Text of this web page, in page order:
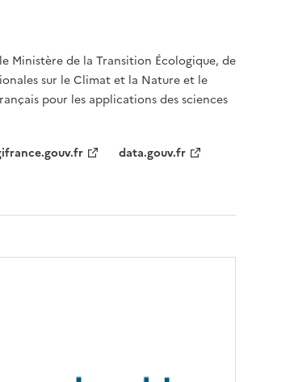
Ministère de la Transition Écologique, de
sur le Climat et la Nature et le
pour les applications des sciences
data.gouv.fr